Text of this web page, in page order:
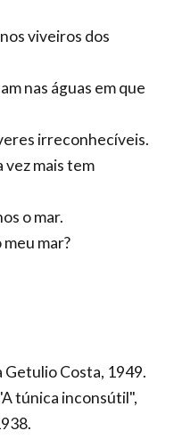
viveiros dos
nas águas em que
irreconhecíveis.
vez mais tem
o mar.
mar?
Costa, 1949.
túnica inconsútil",